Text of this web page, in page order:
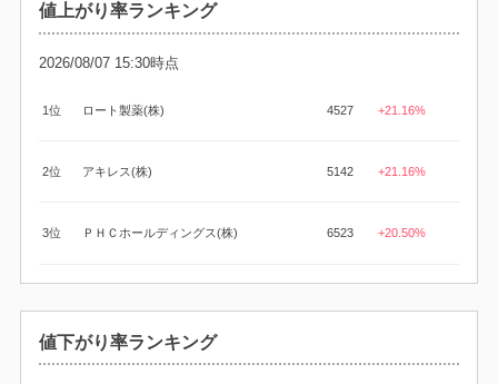
値上がり率ランキング
2026/08/07 15:30時点
1位 ロート製薬(株) 4527 +21.16%
2位 アキレス(株) 5142 +21.16%
3位 ＰＨＣホールディングス(株) 6523 +20.50%
値下がり率ランキング